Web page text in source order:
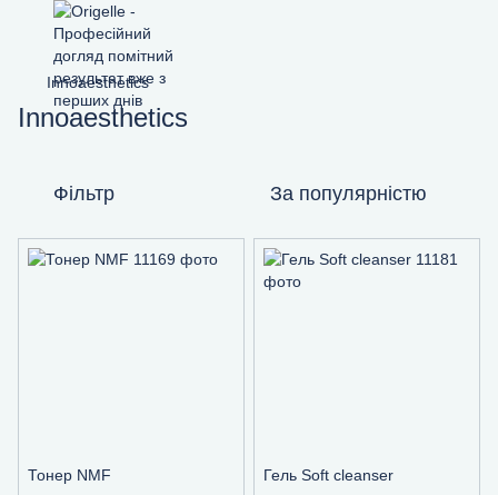
Innoaesthetics
Innoaesthetics
Фільтр За популярністю
Тонер NMF Гель Soft cleanser